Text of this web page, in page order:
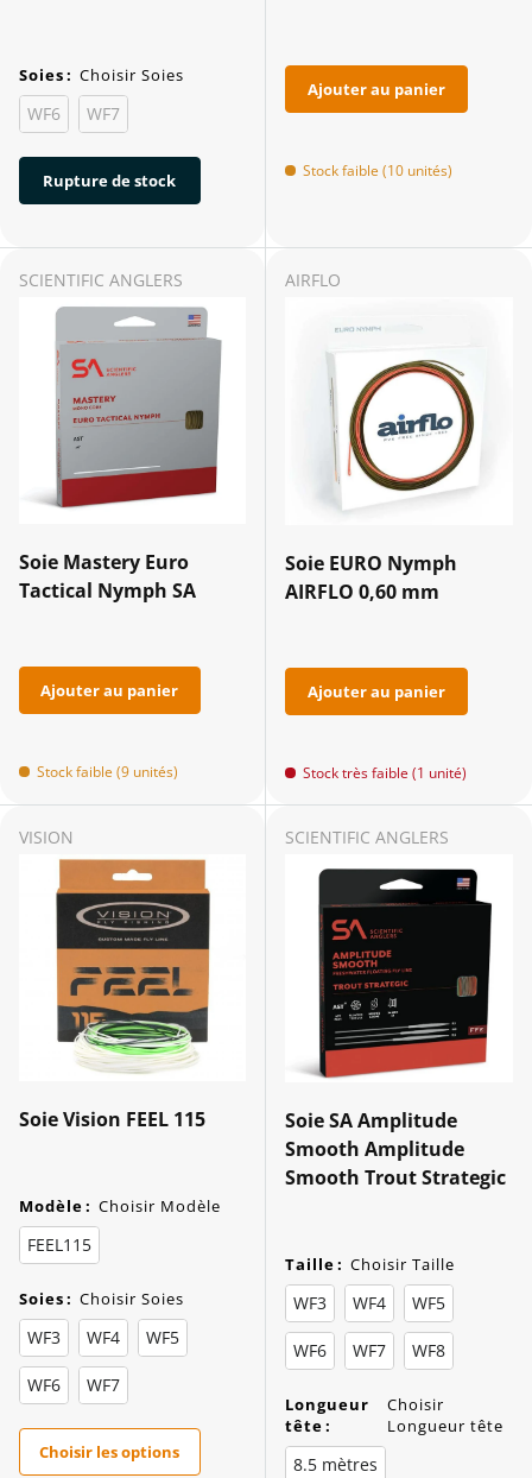
Soies: Choisir Soies
WF6 WF7
Rupture de stock
Ajouter au panier
Stock faible (10 unités)
SCIENTIFIC ANGLERS
Soie Mastery Euro
Tactical Nymph SA
Ajouter au panier
Stock faible (9 unités)
AIRFLO
Soie EURO Nymph
AIRFLO 0,60 mm
Ajouter au panier
Stock très faible (1 unité)
VISION
Soie Vision FEEL 115
Modèle: Choisir Modèle
FEEL115
Soies: Choisir Soies
WF3 WF4 WF5
WF6 WF7
Choisir les options
SCIENTIFIC ANGLERS
Soie SA Amplitude
Smooth Amplitude
Smooth Trout Strategic
Taille: Choisir Taille
WF3 WF4 WF5
WF6 WF7 WF8
Longueur
tête:
Choisir
Longueur tête
8.5 mètres